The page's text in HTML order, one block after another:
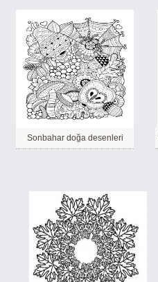
Sonbahar doğa desenleri